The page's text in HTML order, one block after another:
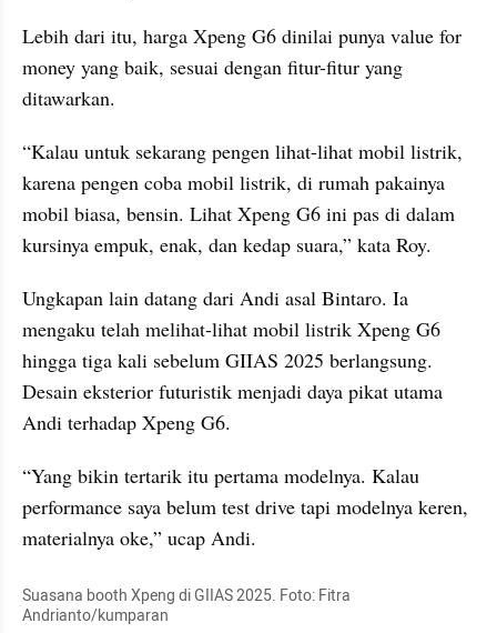
Lebih dari itu, harga Xpeng G6 dinilai punya value for
money yang baik, sesuai dengan fitur-fitur yang
ditawarkan.
“Kalau untuk sekarang pengen lihat-lihat mobil listrik,
karena pengen coba mobil listrik, di rumah pakainya
mobil biasa, bensin. Lihat Xpeng G6 ini pas di dalam
kursinya empuk, enak, dan kedap suara,” kata Roy.
Ungkapan lain datang dari Andi asal Bintaro. Ia
mengaku telah melihat-lihat mobil listrik Xpeng G6
hingga tiga kali sebelum GIIAS 2025 berlangsung.
Desain eksterior futuristik menjadi daya pikat utama
Andi terhadap Xpeng G6.
“Yang bikin tertarik itu pertama modelnya. Kalau
performance saya belum test drive tapi modelnya keren,
materialnya oke,” ucap Andi.
Suasana booth Xpeng di GIIAS 2025. Foto: Fitra
Andrianto/kumparan